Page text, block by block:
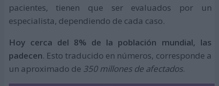
pacientes, tienen que ser evaluados por un
especialista, dependiendo de cada caso.
Hoy cerca del 8% de la población mundial, las
padecen. Esto traducido en números, corresponde a
un aproximado de 350 millones de afectados.